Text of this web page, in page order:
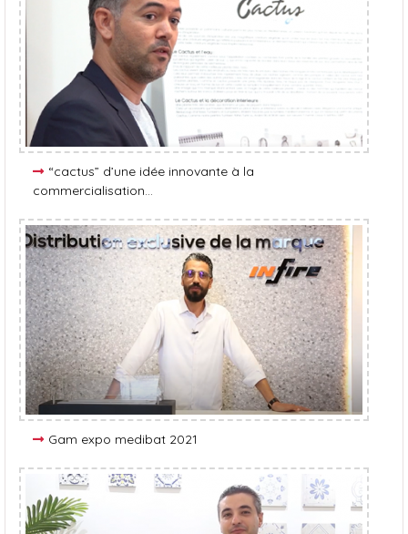
“cactus” d’une idée innovante à la
commercialisation…
Gam expo medibat 2021